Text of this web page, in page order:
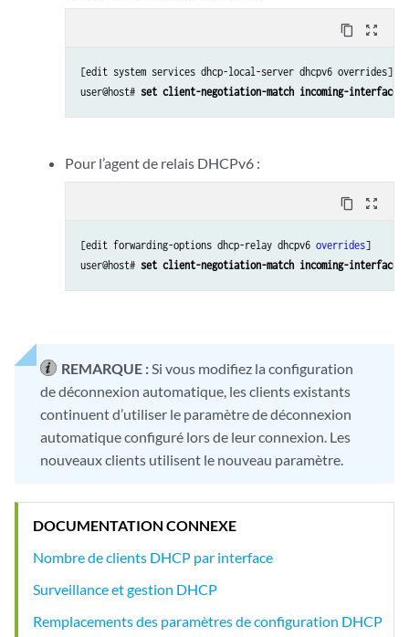
content_copy zoom_out_map
[edit system services dhcp-local-server dhcpv6 overrides]
user@host# set client-negotiation-match incoming-interface
Pour l’agent de relais DHCPv6 :
content_copy zoom_out_map
[edit forwarding-options dhcp-relay dhcpv6 overrides]
user@host# set client-negotiation-match incoming-interface
REMARQUE : Si vous modifiez la configuration
de déconnexion automatique, les clients existants
continuent d’utiliser le paramètre de déconnexion
automatique configuré lors de leur connexion. Les
nouveaux clients utilisent le nouveau paramètre.
DOCUMENTATION CONNEXE
Nombre de clients DHCP par interface
Surveillance et gestion DHCP
Remplacements des paramètres de configuration DHCP